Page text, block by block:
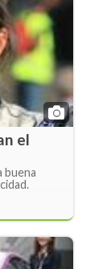
el
buena